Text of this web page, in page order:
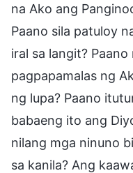
na Ako ang
Paano sila patuloy
iral sa langit?
pagpapamalas ng
ng lupa? Paano
babaeng ito ang
nilang mga ninuno
sa kanila? Ang